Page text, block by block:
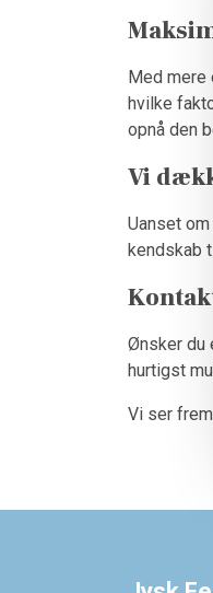
Med mere
hvilke
opnå den
Vi
Uanset
kendskab
Ønsker du
hurtigst
Vi ser